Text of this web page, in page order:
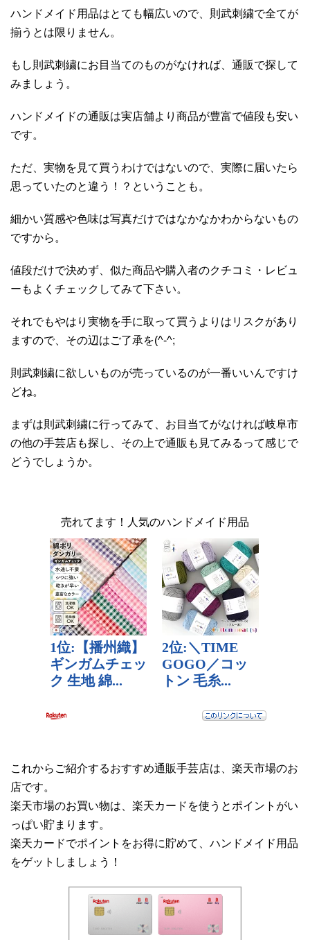
ハンドメイド用品はとても幅広いので、則武刺繍で全てが
揃うとは限りません。
もし則武刺繍にお目当てのものがなければ、通販で探して
みましょう。
ハンドメイドの通販は実店舗より商品が豊富で値段も安い
です。
ただ、実物を見て買うわけではないので、実際に届いたら
思っていたのと違う！？ということも。
細かい質感や色味は写真だけではなかなかわからないもの
ですから。
値段だけで決めず、似た商品や購入者のクチコミ・レビュ
ーもよくチェックしてみて下さい。
それでもやはり実物を手に取って買うよりはリスクがあり
ますので、その辺はご了承を(^-^;
則武刺繍に欲しいものが売っているのが一番いいんですけ
どね。
まずは則武刺繍に行ってみて、お目当てがなければ岐阜市
の他の手芸店も探し、その上で通販も見てみるって感じで
どうでしょうか。
売れてます！人気のハンドメイド用品
これからご紹介するおすすめ通販手芸店は、楽天市場のお
店です。
楽天市場のお買い物は、楽天カードを使うとポイントがい
っぱい貯まります。
楽天カードでポイントをお得に貯めて、ハンドメイド用品
をゲットしましょう！